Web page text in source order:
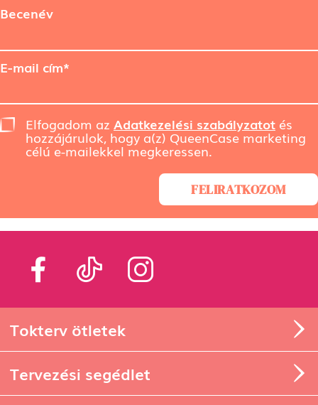
Becenév
E-mail cím*
Elfogadom az Adatkezelési szabályzatot és
hozzájárulok, hogy a(z) QueenCase marketing
célú e-mailekkel megkeressen.
FELIRATKOZOM
Tokterv ötletek
Tervezési segédlet